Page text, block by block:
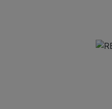
Bildergalerie überspringen